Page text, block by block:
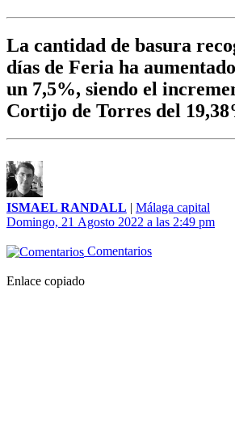
La cantidad de basura
días de Feria ha
un 7,5%, siendo el
Cortijo de Torres del
ISMAEL RANDALL | Málaga capital
Domingo, 21 Agosto 2022 a las 2:49 pm
Comentarios
Enlace copiado